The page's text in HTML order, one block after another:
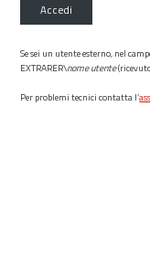
Accedi
Se sei un utente esterno, nel
EXTRARER\nome utente
Per problemi tecnici contatta l’